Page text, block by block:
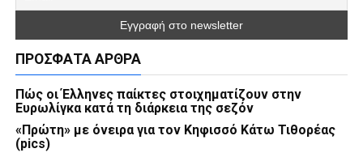
ΠΡΌΣΦΑΤΑ ΆΡΘΡΑ
Πώς οι Έλληνες παίκτες στοιχηματίζουν στην
Ευρωλίγκα κατά τη διάρκεια της σεζόν
«Πρώτη» με όνειρα για τον Κηφισσό Κάτω Τιθορέας
(pics)